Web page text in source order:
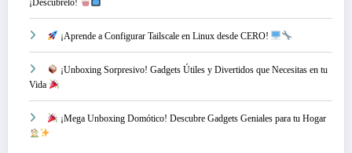
¡Descúbrelo!
¡Aprende a Configurar Tailscale en Linux desde CERO!
¡Unboxing Sorpresivo! Gadgets Útiles y Divertidos que Necesitas en tu
Vida
¡Mega Unboxing Domótico! Descubre Gadgets Geniales para tu Hogar